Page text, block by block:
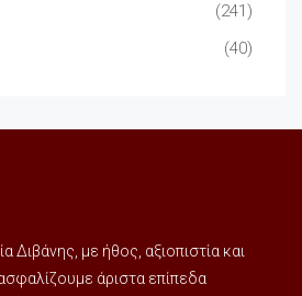
(241)
(40)
Διβάνης, με ήθος, αξιοπιστία και
άριστα επίπεδα